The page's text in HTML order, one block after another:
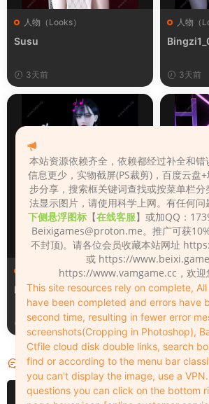
人物（Looks）
Susu
3天前
人物（
3天前
人物（Looks）
Monica_2_2_2
3天前
人物（
4天前
评论 0
请先登录
本站资源依赖齐全，依赖都经过补全和
信息更少，实物截屏(PS裁剪)，百度云盘
步分享，搜索框关键词查找或按菜单栏
法显示图片，请使用科学上网。有任何
下侧悬浮图标 【在线客服】或加QQ：
Beixigames@proton.me。推广可获
不封顶)。请各位会员收藏本站网址
或 https://
https://www.vamgame.cc，欢迎
This site resources rely on complete,
have been completed and errors have
second time, resulting in fewer error
screenshots(Cropping in Photoshop),
Ctfile cloud disk double links, search
find or according to the menu bar
you can't display the image, use a
questions you can click on the bottom